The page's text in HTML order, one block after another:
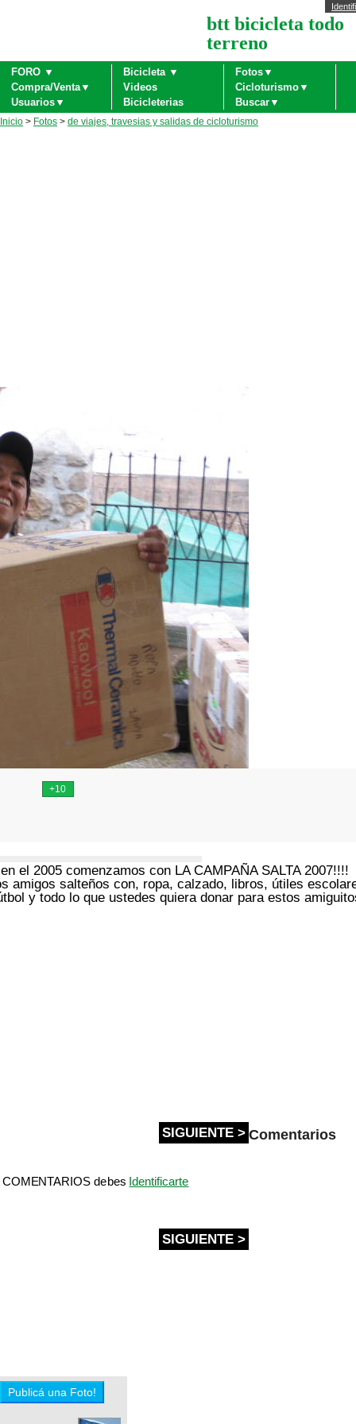
btt bicicleta todo
terreno
FORO ▼ Bicicleta ▼
Fotos▼
Compra/Venta▼
Videos
Cicloturismo▼
Usuarios▼
Bicicleterias Buscar▼
Inicio > Fotos > de viajes, travesias y salidas de cicloturismo
el 2005 comenzamos con LA CAMPAÑA SALTA 2007!!!!
amigos salteños con, ropa, calzado, libros, útiles
y todo lo que ustedes quiera donar para estos
SIGUIENTE > Comentarios
debes Identificarte
SIGUIENTE >